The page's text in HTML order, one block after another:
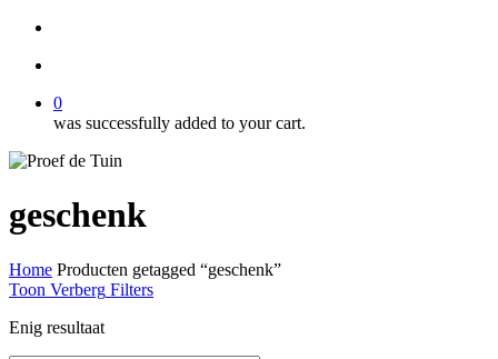
0
was successfully added to your cart.
geschenk
Home Producten getagged “geschenk”
Toon Verberg Filters
Enig resultaat